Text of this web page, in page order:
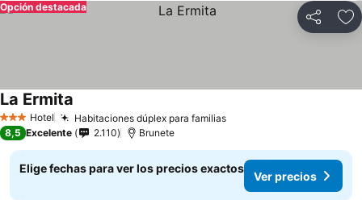
Compartir
Opción destacada
3 Estrellas
Hotel Habitaciones dúplex para familias
La Ermita
8,5 Excelente 2.110 Brunete
Elige fechas para ver los precios exactos
Ver precios